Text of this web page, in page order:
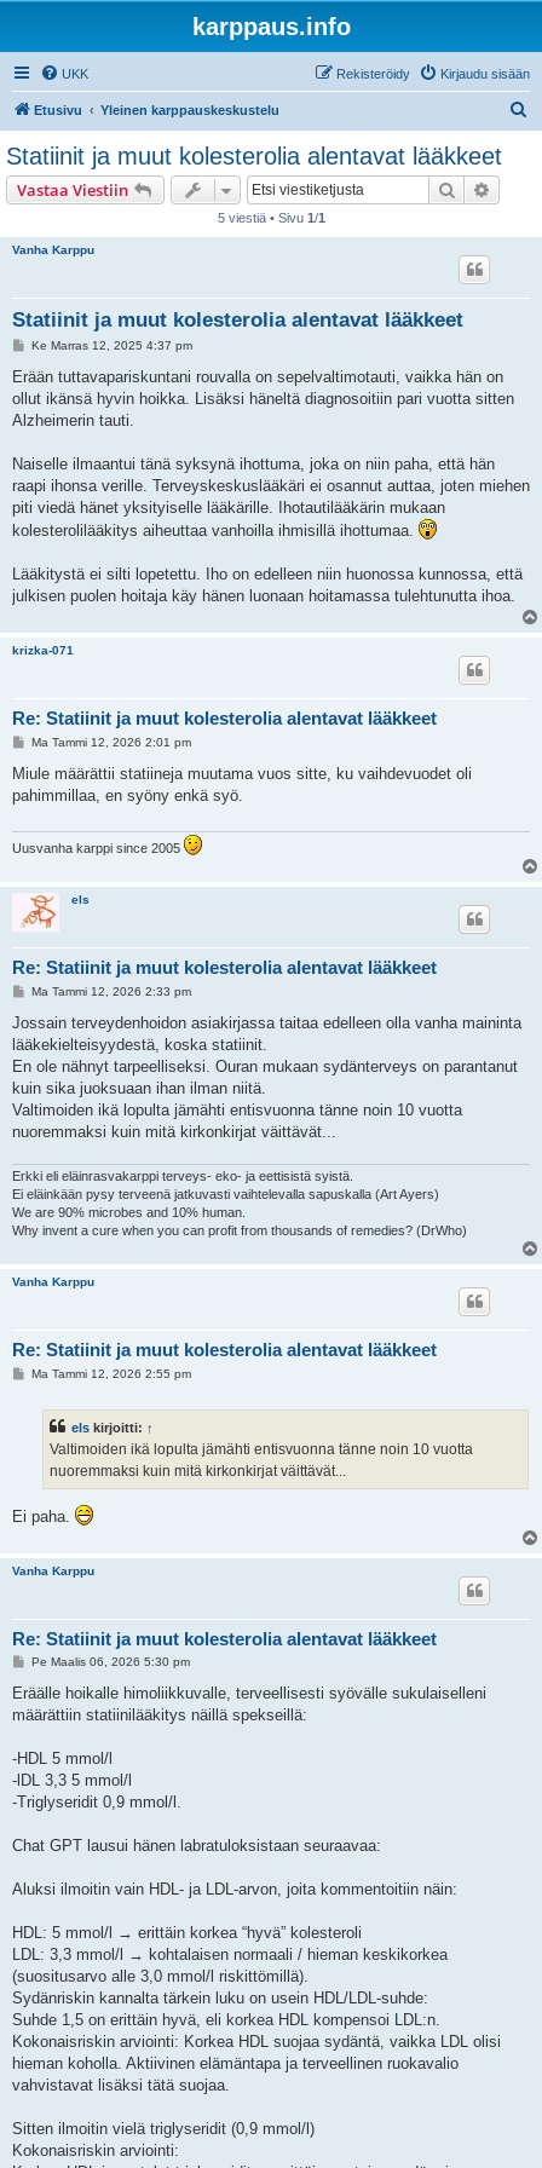
karppaus.info
UKK Kirjaudu sisään
Rekisteröidy
Etusivu Yleinen karppauskeskustelu
Statiinit ja muut kolesterolia alentavat lääkkeet
Vastaa Viestiin Etsi
5 viestiä • Sivu 1/1
Vanha Karppu
Statiinit ja muut kolesterolia alentavat lääkkeet
V
e
t
i
Ke Marras 12, 2025 4:37 pm
Erään tuttavapariskuntani rouvalla on sepelvaltimotauti, vaikka hän on
ollut ikänsä hyvin hoikka. Lisäksi häneltä diagnosoitiin pari vuotta sitten
Alzheimerin tauti.
Naiselle ilmaantui tänä syksynä ihottuma, joka on niin paha, että hän
raapi ihonsa verille. Terveyskeskuslääkäri ei osannut auttaa, joten miehen
piti viedä hänet yksityiselle lääkärille. Ihotautilääkärin mukaan
kolesterolilääkitys aiheuttaa vanhoilla ihmisillä ihottumaa.
Lääkitystä ei silti lopetettu. Iho on edelleen niin huonossa kunnossa, että
julkisen puolen hoitaja käy hänen luonaan hoitamassa tulehtunutta ihoa.
krizka-071
Re: Statiinit ja muut kolesterolia alentavat lääkkeet
V
e
t
Ma Tammi 12, 2026 2:01 pm
Miule määrättii statiineja muutama vuos sitte, ku vaihdevuodet oli
pahimmillaa, en syöny enkä syö.
Uusvanha karppi since 2005
els
Re: Statiinit ja muut kolesterolia alentavat lääkkeet
V
e
t
i
Ma Tammi 12, 2026 2:33 pm
Jossain terveydenhoidon asiakirjassa taitaa edelleen olla vanha maininta
lääkekielteisyydestä, koska statiinit.
En ole nähnyt tarpeelliseksi. Ouran mukaan sydänterveys on parantanut
kuin sika juoksuaan ihan ilman niitä.
Valtimoiden ikä lopulta jämähti entisvuonna tänne noin 10 vuotta
nuoremmaksi kuin mitä kirkonkirjat väittävät...
Erkki eli eläinrasvakarppi terveys- eko- ja eettisistä syistä.
Ei eläinkään pysy terveenä jatkuvasti vaihtelevalla sapuskalla (Art Ayers)
We are 90% microbes and 10% human.
Why invent a cure when you can profit from thousands of remedies? (DrWho)
Vanha Karppu
Re: Statiinit ja muut kolesterolia alentavat lääkkeet
VMa Tammi 12, 2026 2:55 pm
els kirjoitti: ↑
Valtimoiden ikä lopulta jämähti entisvuonna tänne noin 10 vuotta
nuoremmaksi kuin mitä kirkonkirjat väittävät...
Ei paha.
Vanha Karppu
Re: Statiinit ja muut kolesterolia alentavat lääkkeet
V
e
t
Pe Maalis 06, 2026 5:30 pm
Eräälle hoikalle himoliikkuvalle, terveellisesti syövälle sukulaiselleni
määrättiin statiinilääkitys näillä spekseillä:
-HDL 5 mmol/l
-lDL 3,3 5 mmol/l
-Triglyseridit 0,9 mmol/l.
Chat GPT lausui hänen labratuloksistaan seuraavaa:
Aluksi ilmoitin vain HDL- ja LDL-arvon, joita kommentoitiin näin:
HDL: 5 mmol/l → erittäin korkea “hyvä” kolesteroli
LDL: 3,3 mmol/l → kohtalaisen normaali / hieman keskikorkea
(suositusarvo alle 3,0 mmol/l riskittömillä).
Sydänriskin kannalta tärkein luku on usein HDL/LDL-suhde:
Suhde 1,5 on erittäin hyvä, eli korkea HDL kompensoi LDL:n.
Kokonaisriskin arviointi: Korkea HDL suojaa sydäntä, vaikka LDL olisi
hieman koholla. Aktiivinen elämäntapa ja terveellinen ruokavalio
vahvistavat lisäksi tätä suojaa.
Sitten ilmoitin vielä triglyseridit (0,9 mmol/l)
Kokonaisriskin arviointi: